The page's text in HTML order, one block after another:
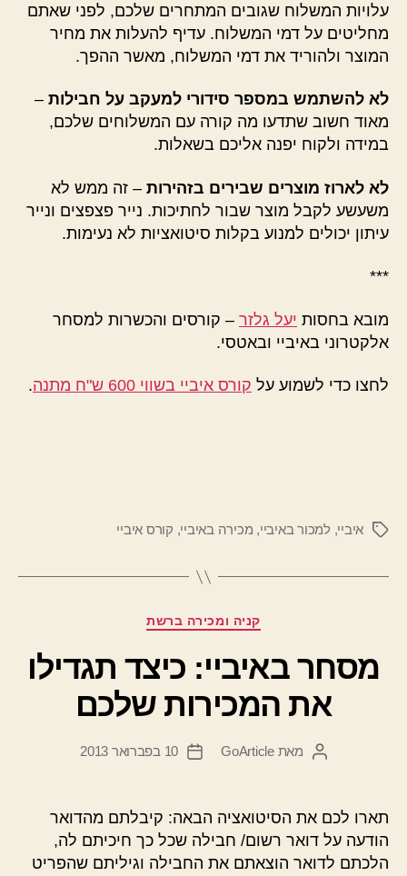
עלויות המשלוח שגובים המתחרים שלכם, לפני שאתם
מחליטים על דמי המשלוח. עדיף להעלות את מחיר
המוצר ולהוריד את דמי המשלוח, מאשר ההפך.
לא להשתמש במספר סידורי למעקב על חבילות –
מאוד חשוב שתדעו מה קורה עם המשלוחים שלכם,
במידה ולקוח יפנה אליכם בשאלות.
לא לארוז מוצרים שבירים בזהירות – זה ממש לא
משעשע לקבל מוצר שבור לחתיכות. נייר פצפצים ונייר
עיתון יכולים למנוע בקלות סיטואציות לא נעימות.
***
מובא בחסות יעל גלזר – קורסים והכשרות למסחר
אלקטרוני באיביי ובאטסי.
לחצו כדי לשמוע על קורס איביי בשווי 600 ש"ח מתנה .
תגיותאיביי,למכור באיביי, מכירה באיביי, קורס איביי
קטגוריות
קניה ומכירה ברשת
מסחר באיביי: כיצד תגדילו
את המכירות שלכם
המחבר
מאתGoArticle
תאריך
10 בפברואר 2013
תארו לכם את הסיטואציה הבאה: קיבלתם מהדואר
הודעה על דואר רשום/ חבילה שכל כך חיכיתם לה,
הלכתם לדואר הוצאתם את החבילה וגיליתם שהפריט